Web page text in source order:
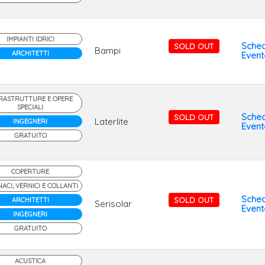
IMPIANTI IDRICI
ARCHITETTI
Bampi SOLD OUT
E OPERE
SPECIALI
INGEGNERI
GRATUITO
Laterlite SOLD OUT
COPERTURE
VERNICI E COLLANTI
ARCHITETTI
INGEGNERI
GRATUITO
Serisolar SOLD OUT
ACUSTICA